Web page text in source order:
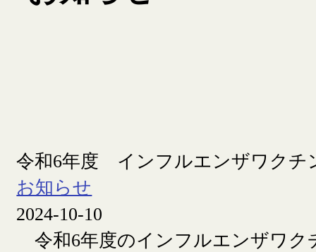
令和6年度 インフルエンザワクチ
お知らせ
2024-10-10
令和6年度のインフルエンザワク